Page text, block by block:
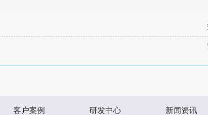
客户案例 研发中心 新闻资讯